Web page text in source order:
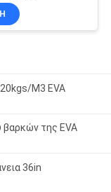
M3 EVA
βαρκών της EVA
36in